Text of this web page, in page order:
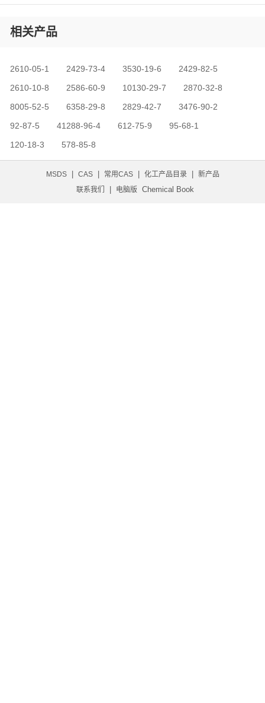
相关产品
2610-05-1 2429-73-4 3530-19-6
2429-82-5
2610-10-8
2586-60-9 10130-29-7
2870-32-8
8005-52-5
6358-29-8 2829-42-7
3476-90-2
92-87-5
41288-96-4 612-75-9
95-68-1
120-18-3
578-85-8
MSDS CAS 常用CAS 化工产品目录
新产品
联系我们
电脑版 Chemical Book